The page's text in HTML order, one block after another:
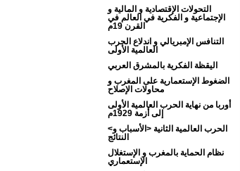
التحولات الإقتصادية و المالية و
الإجتماعية و الفكرية في العالم في
القرن 19م
التنافس الإمبريالي و اندلاع الحرب
العالمية الأولى
اليقظة الفكرية بالمشرق العربي
الضغوط الإستعمارية على المغرب و
محاولات الإصلاح
أوربا من نهاية الحرب العالمية الأولى
إلى أزمة 1929م
<الحرب العالمية الثانية <الأسباب و
النتائج
نظام الحماية بالمغرب و الإستغلال
الإستعماري